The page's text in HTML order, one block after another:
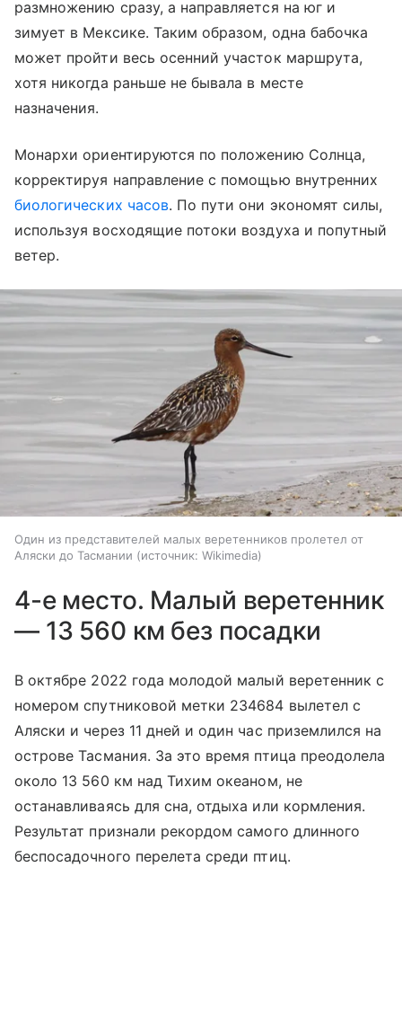
размножению сразу, а направляется на юг и
зимует в Мексике. Таким образом, одна бабочка
может пройти весь осенний участок маршрута,
хотя никогда раньше не бывала в месте
назначения.
Монархи ориентируются по положению Солнца,
корректируя направление с помощью внутренних
биологических часов. По пути они экономят силы,
используя восходящие потоки воздуха и попутный
ветер.
Один из представителей малых веретенников пролетел от
Аляски до Тасмании
источник: Wikimedia
4-е место. Малый веретенник
— 13 560 км без посадки
В октябре 2022 года молодой малый веретенник с
номером спутниковой метки 234684 вылетел с
Аляски и через 11 дней и один час приземлился на
острове Тасмания. За это время птица преодолела
около 13 560 км над Тихим океаном, не
останавливаясь для сна, отдыха или кормления.
Результат признали рекордом самого длинного
беспосадочного перелета среди птиц.